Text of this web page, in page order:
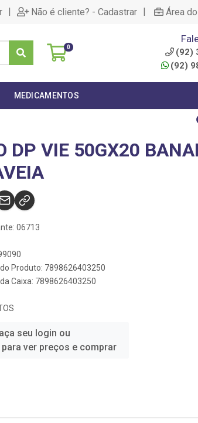
| Não é cliente? - Cadastrar | Área
0
(92)
(92)
MEDICAMENTOS
DP VIE 50GX20
06713
Produto: 7898626403250
Caixa: 7898626403250
seu login ou
ver preços e comprar